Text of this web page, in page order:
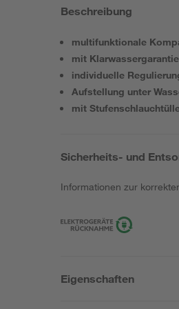
Beschreibung
multifunktionale
mit Klarwassergarantie
individuelle
Aufstellung unter
mit
Sicherheits- und
Informationen zur
Eigenschaften